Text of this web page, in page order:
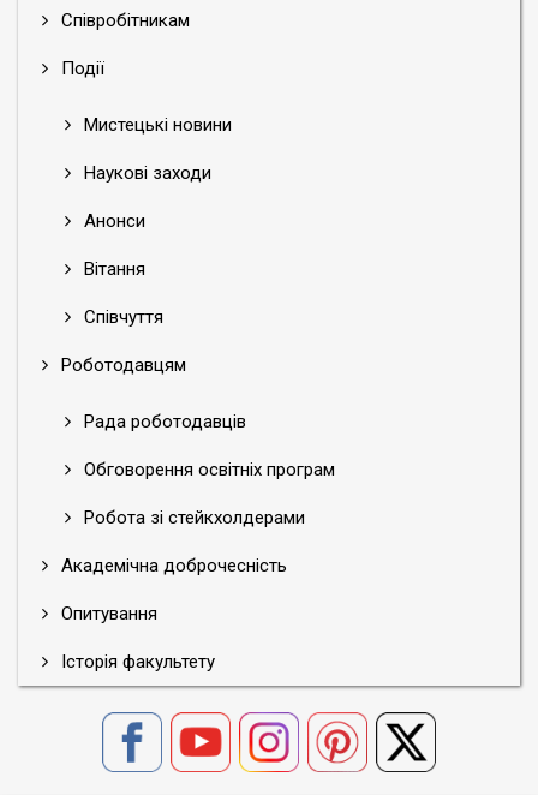
Співробітникам
Події
Мистецькі новини
Наукові заходи
Анонси
Вітання
Співчуття
Роботодавцям
Рада роботодавців
Обговорення освітніх програм
Робота зі стейкхолдерами
Академічна доброчесність
Опитування
Історія факультету